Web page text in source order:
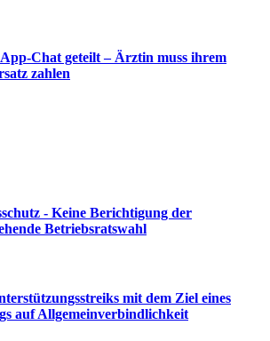
Chat geteilt – Ärztin muss ihrem
zahlen
- Keine Berichtigung der
Betriebsratswahl
mit dem Ziel eines
auf Allgemeinverbindlichkeit